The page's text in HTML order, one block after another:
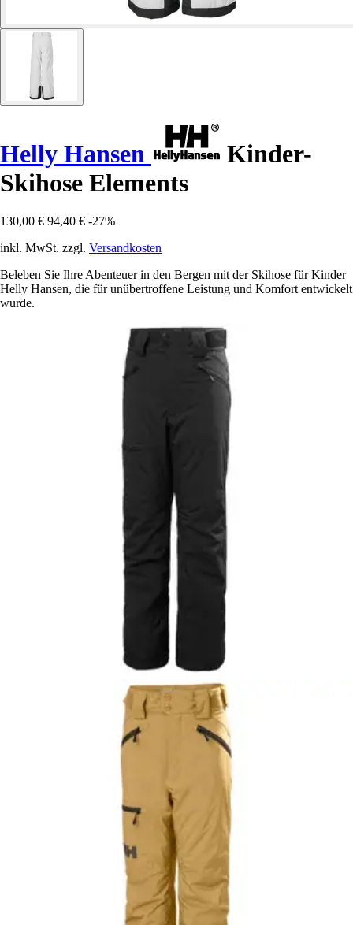
Helly Hansen
Kinder-
Skihose Elements
130,00 € 94,40 € -27%
inkl. MwSt. zzgl. Versandkosten
Beleben Sie Ihre Abenteuer in den Bergen mit der Skihose für Kinder
Helly Hansen, die für unübertroffene Leistung und Komfort entwickelt
wurde.